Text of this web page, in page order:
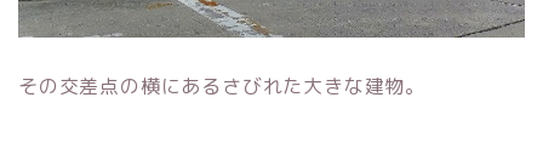
その交差点の横にあるさびれた大きな建物。